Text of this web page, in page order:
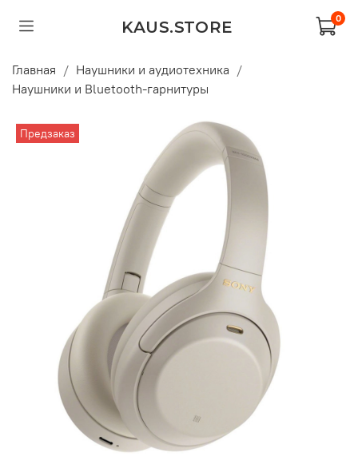
KAUS.STORE 0
Главная
Наушники и аудиотехника
Наушники и Bluetooth-гарнитуры
Предзаказ